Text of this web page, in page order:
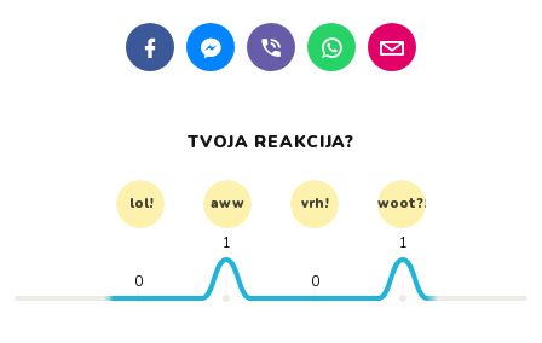
TVOJA REAKCIJA?
lol! aww vrh! woot?!
0
1
0
1